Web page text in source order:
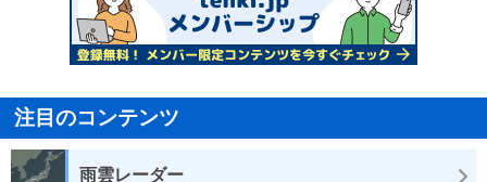
注目のコンテンツ
雨雲レーダー